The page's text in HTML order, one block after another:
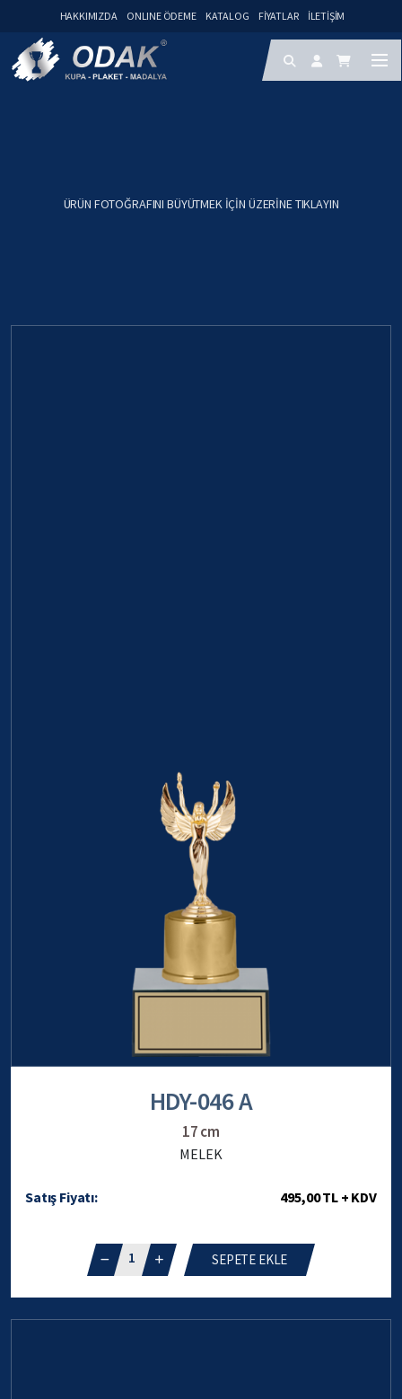
HAKKIMIZDA ONLINE ÖDEME KATALOG FIYATLAR İLETIŞIM
ÜRÜN FOTOĞRAFINI BÜYÜTMEK IÇIN ÜZERINE TIKLAYIN
HDY-046 A
17 cm
MELEK
Satış Fiyatı: 495,00 TL + KDV
1 SEPETE EKLE